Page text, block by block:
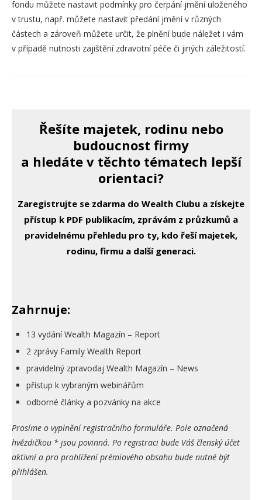
fondu můžete nastavit podmínky pro čerpání jmění uloženého
v trustu, např. můžete nastavit předání jmění v různých
částech a zároveň můžete určit, že plnění bude náležet i vám
v případě nutnosti zajištění zdravotní péče či jiných záležitostí.
Řešíte majetek, rodinu nebo
budoucnost firmy
a hledáte v těchto tématech lepší
orientaci?
Zaregistrujte se zdarma do Wealth Clubu a získejte
přístup k PDF publikacím, zprávám z průzkumů a
pravidelnému přehledu pro ty, kdo řeší majetek,
rodinu, firmu a další generaci.
Zahrnuje:
13 vydání Wealth Magazín – Report
2 zprávy Family Wealth Report
pravidelný zpravodaj Wealth Magazín – News
přístup k vybraným webinářům
odborné články a pozvánky na akce
Prosíme o vyplnění registračního formuláře. Pole označená
hvězdičkou * jsou povinná. Po registraci bude Váš členský účet
aktivní a pro prohlížení prémiového obsahu bude nutné být
přihlášen.